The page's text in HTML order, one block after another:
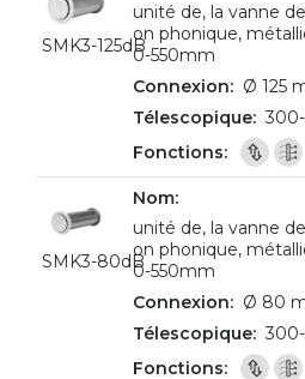
SMK3-125dB
unité de, la vanne
on phonique,
0-550mm
Ø 125
SMK3-80dB
unité de, la vanne
on phonique,
0-550mm
Ø 80